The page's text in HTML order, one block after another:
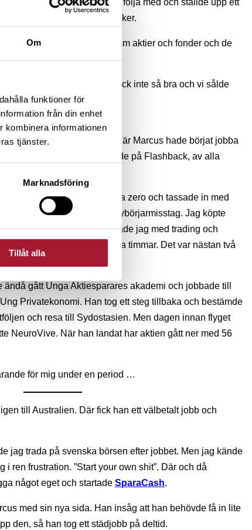
Om
funktioner för
från din enhet
kombinera informationen
tjänster.
Marknadsföring
Tillåt alla
olika marknader. Marcus fick följa med och ställde upp ett
sålde sina avlagda leksaker.
hans mamma prata om aktier och fonder och de
Men fonden gick inte så bra och vi sålde
väckt och i sena tonåren, när Marcus hade börjat jobba
att lära sig mer. Han hamnade på Flashback, av alla
hittade jag faktiskt Avanza zero och tassade in med
och gjorde alla nybörjarmisstag. Jag köpte
Och sen började jag med trading och
20 000 kr på totalt två aktiva timmar. Det var nästan två
gått Unga Aktiesparares akademi och jobbade till
Privatekonomi. Han tog ett steg tillbaka och bestämde
och resa till Sydostasien. Men dagen innan flyget
NeuroVive. När han landat har aktien gått ner med 56
för mig under en period …
till Australien. Där fick han ett välbetalt jobb och
jag trada på svenska börsen efter jobbet. Men jag kände
i ren frustration. ”Start your own shit”. Där och då
något eget och startadeSparaCash.
med sin nya sida. Han insåg att han behövde få in lite
den, så han tog ett städjobb på deltid.